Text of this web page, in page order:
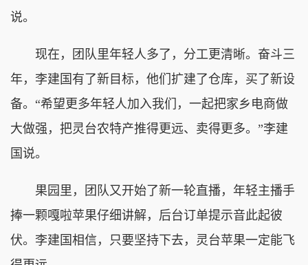
说。
现在，团队里年轻人多了，分工更清晰。奋斗三
年，李建国有了新目标，他们扩建了仓库，买了新设
备。“希望更多年轻人加入我们，一起把家乡电商做
大做强，把灵台农特产推得更远、卖得更多。”李建
国说。
果园里，团队又开始了新一轮直播，年轻主播手
捧一颗嘎啦苹果仔细讲解，后台订单提示音此起彼
伏。李建国相信，只要坚持下去，灵台苹果一定能飞